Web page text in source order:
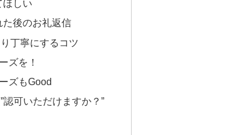
しい
後のお礼返信
丁寧にするコツ
ズを！
ズもGood
認可いただけますか？”